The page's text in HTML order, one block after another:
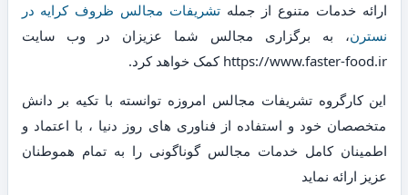
ارائه خدمات متنوع از جمله تشریفات مجالس ظروف کرایه در
نسترن، به برگزاری مجالس شما عزیزان در وب سایت
https://www.faster-food.ir کمک خواهد کرد.
این کارگروه تشریفات مجالس امروزه توانسته با تکیه بر دانش
متخصصان خود و استفاده از فناوری های روز دنیا ، با اعتماد و
اطمینان کامل خدمات مجالس گوناگونی را به تمام هموطنان
عزیز ارائه نماید